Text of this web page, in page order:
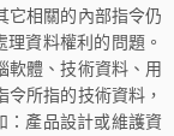
它相關的內部指令仍
資料權利的問題。
軟體、技術資料、用
所指的技術資料，
：產品設計或維護資